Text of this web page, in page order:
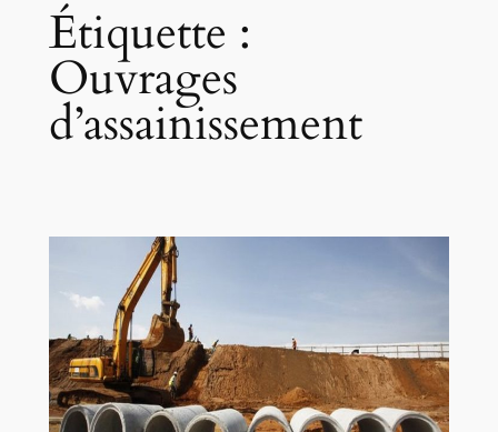
Étiquette :
Ouvrages
d’assainissement